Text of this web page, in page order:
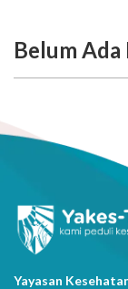
Belum
Yayasan